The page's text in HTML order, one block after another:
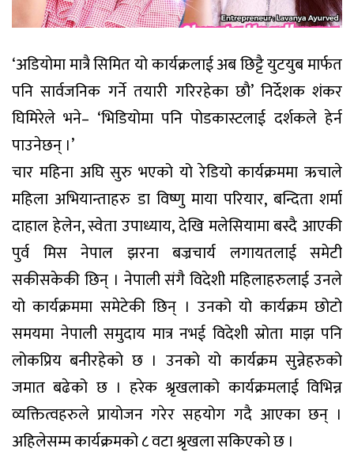
‘अडियोमा मात्रै सिमित यो कार्यक्रलाई अब छिट्टै युटयुब मार्फत
पनि सार्वजनिक गर्ने तयारी गरिरहेका छौ’ निर्देशक शंकर
घिमिरेले भने– ‘भिडियोमा पनि पोडकास्टलाई दर्शकले हेर्न
पाउनेछन् ।’
चार महिना अघि सुरु भएको यो रेडियो कार्यक्रममा ऋचाले
महिला अभियान्ताहरु डा विष्णु माया परियार, बन्दिता शर्मा
दाहाल हेलेन, स्वेता उपाध्याय, देखि मलेसियामा बस्दै आएकी
पुर्व मिस नेपाल झरना बज्रचार्य लगायतलाई समेटी
सकीसकेकी छिन् । नेपाली संगै विदेशी महिलाहरुलाई उनले
यो कार्यक्रममा समेटेकी छिन् । उनको यो कार्यक्रम छोटो
समयमा नेपाली समुदाय मात्र नभई विदेशी स्रोता माझ पनि
लोकप्रिय बनीरहेको छ । उनको यो कार्यक्रम सुन्नेहरुको
जमात बढेको छ । हरेक श्रृखलाको कार्यक्रमलाई विभिन्न
व्यक्तित्वहरुले प्रायोजन गरेर सहयोग गदै आएका छन् ।
अहिलेसम्म कार्यक्रमको ८ वटा श्रृखला सकिएको छ ।